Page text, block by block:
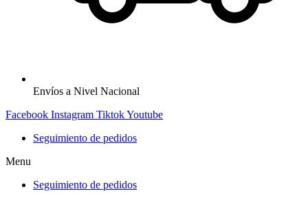
Envíos a Nivel Nacional
Facebook Instagram TiktokYoutube
Seguimiento de pedidos
Menu
Seguimiento de pedidos